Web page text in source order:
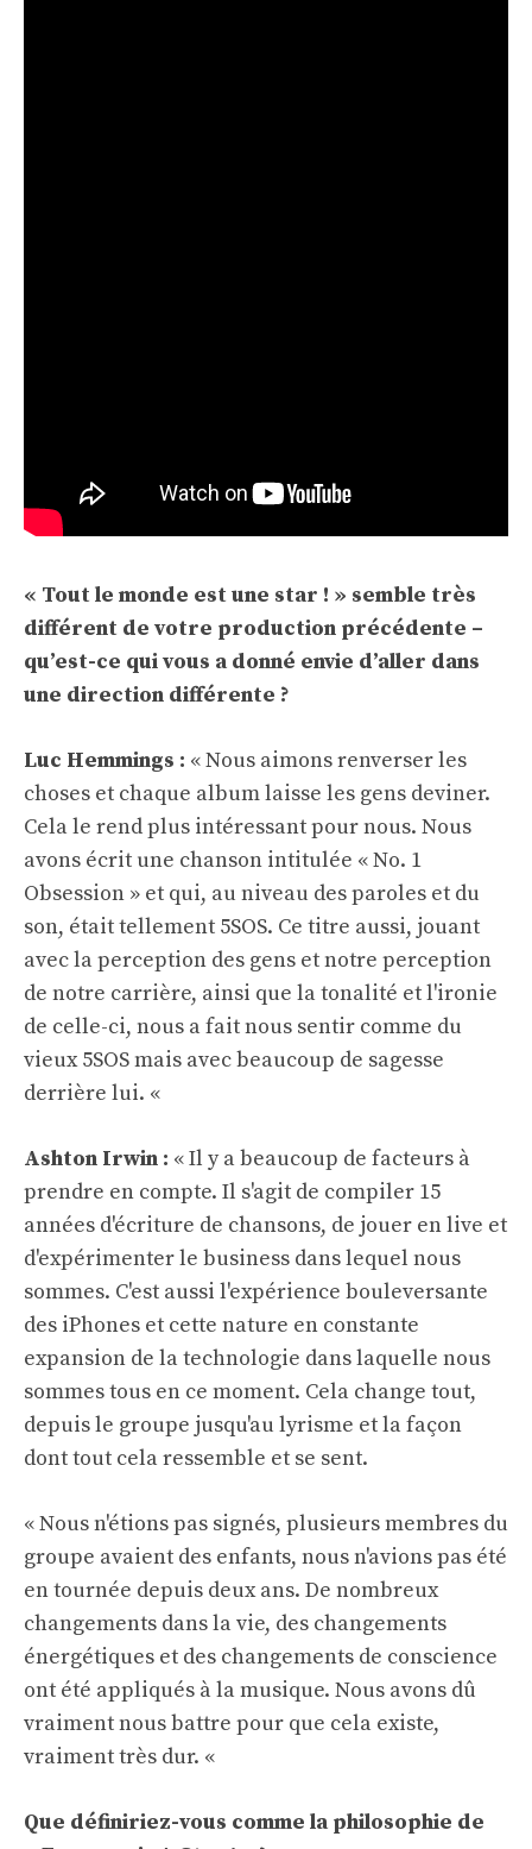
« Tout le monde est une star ! » semble très
différent de votre production précédente –
qu’est-ce qui vous a donné envie d’aller dans
une direction différente ?
Luc Hemmings : « Nous aimons renverser les
choses et chaque album laisse les gens deviner.
Cela le rend plus intéressant pour nous. Nous
avons écrit une chanson intitulée « No. 1
Obsession » et qui, au niveau des paroles et du
son, était tellement 5SOS. Ce titre aussi, jouant
avec la perception des gens et notre perception
de notre carrière, ainsi que la tonalité et l'ironie
de celle-ci, nous a fait nous sentir comme du
vieux 5SOS mais avec beaucoup de sagesse
derrière lui. «
Ashton Irwin : « Il y a beaucoup de facteurs à
prendre en compte. Il s'agit de compiler 15
années d'écriture de chansons, de jouer en live et
d'expérimenter le business dans lequel nous
sommes. C'est aussi l'expérience bouleversante
des iPhones et cette nature en constante
expansion de la technologie dans laquelle nous
sommes tous en ce moment. Cela change tout,
depuis le groupe jusqu'au lyrisme et la façon
dont tout cela ressemble et se sent.
« Nous n'étions pas signés, plusieurs membres du
groupe avaient des enfants, nous n'avions pas été
en tournée depuis deux ans. De nombreux
changements dans la vie, des changements
énergétiques et des changements de conscience
ont été appliqués à la musique. Nous avons dû
vraiment nous battre pour que cela existe,
vraiment très dur. «
Que définiriez-vous comme la philosophie de